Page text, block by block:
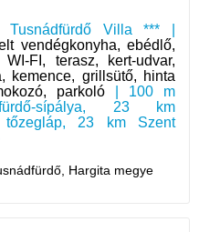
Tusnádfürdő Villa *** |
vendégkonyha, ebédlő,
WI-FI, terasz, kert-udvar,
kemence, grillsütő, hinta
parkoló | 100 m
sípálya, 23 km
tőzegláp, 23 km Szent
Hargita megye